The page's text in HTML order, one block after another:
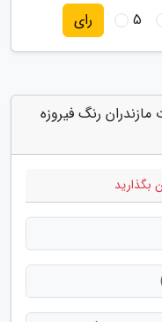
5 رای
مازندران رنگ فیروزه
بگذارید